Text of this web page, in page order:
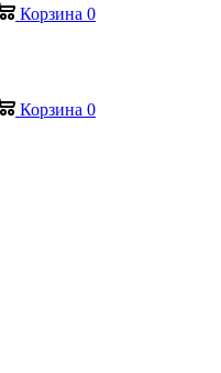
Корзина 0
Корзина 0